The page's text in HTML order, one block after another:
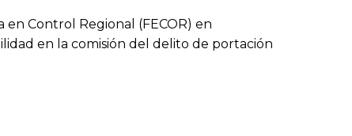
en Control Regional (FECOR) en
en la comisión del delito de portación